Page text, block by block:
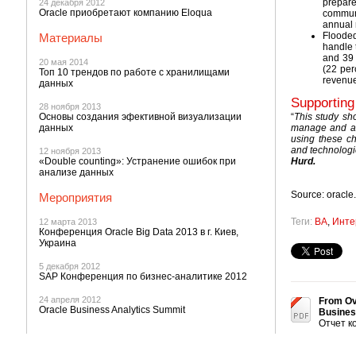
24 декабря 2012
Oracle приобретают компанию Eloqua
Материалы
20 мая 2014
Топ 10 трендов по работе с хранилищами
данных
28 ноября 2013
Основы создания эфективной визуализации
данных
12 ноября 2013
«Double counting»: Устранение ошибок при
анализе данных
Мероприятия
12 марта 2013
Конференция Oracle Big Data 2013 в г. Киев,
Украина
5 декабря 2012
SAP Конференция по бизнес-аналитике 2012
24 апреля 2012
Oracle Business Analytics Summit
annual
handle
and 39
(22
“This study
manage and
using these
and
Hurd.
Source:
Теги: BA,
From
Отчет